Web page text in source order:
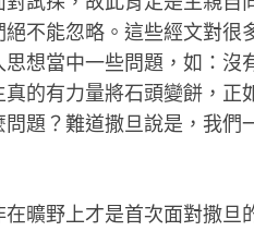
不能忽略。這些經文對很
想當中一些問題，如：沒
的有力量將石頭變餅，正
問題？難道撒旦說是，我
曠野上才是首次面對撒旦